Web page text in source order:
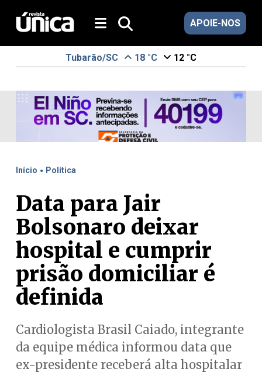
APOIE-NOS
Tubarão/SC 18 °C 12 °C
Início . Política
Data para Jair
Bolsonaro deixar
hospital e cumprir
prisão domiciliar é
definida
Cardiologista Brasil Caiado, integrante
da equipe médica informou data que
ex-presidente receberá alta hospitalar